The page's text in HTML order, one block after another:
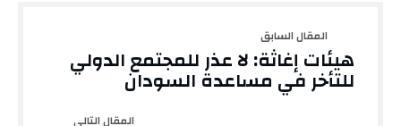
هيئات إغاثة: لا عذر للمجتمع الدولي
للتأخر في مساعدة السودان